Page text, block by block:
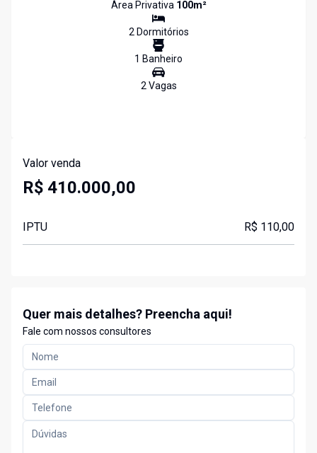
Área Privativa 100m²
2Dormitórios
1 Banheiro
2Vagas
Valor venda
R$ 410.000,00
IPTU R$ 110,00
Quer mais detalhes? Preencha aqui!
Fale com nossos consultores